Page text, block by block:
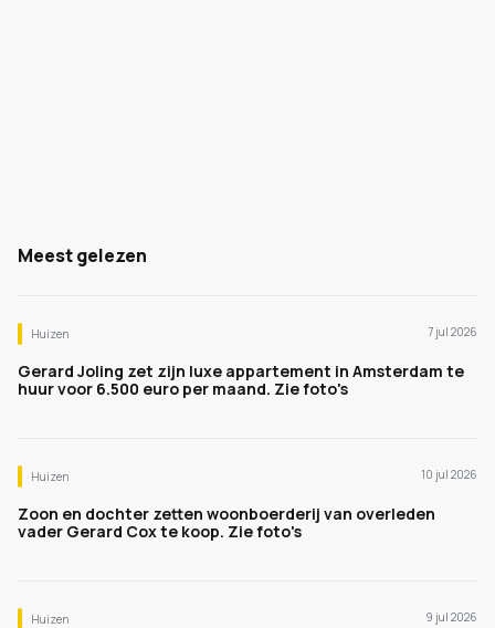
Meest gelezen
Huizen 7 jul 2026
Gerard Joling zet zijn luxe appartement in Amsterdam te
huur voor 6.500 euro per maand. Zie foto's
Huizen 10 jul 2026
Zoon en dochter zetten woonboerderij van overleden
vader Gerard Cox te koop. Zie foto's
Huizen 9 jul 2026